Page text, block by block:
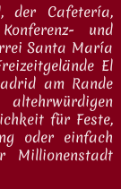
der Cafetería,
und
Santa María
El
am Rande
für Feste,
oder einfach
Millionenstadt